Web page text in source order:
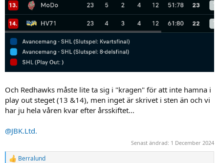
Och Redhawks måste lite ta sig i "kragen" för att inte hamna i
play out steget (13 &14), men inget är skrivet i sten än och vi
har ju hela våren kvar efter årsskiftet...
@JBK.Ltd.
Senast ändrad: 1 December 2024
Berralund